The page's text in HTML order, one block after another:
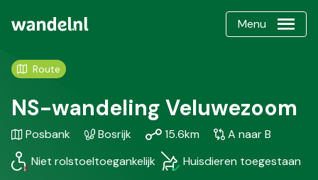
Menu
Route
NS-wandeling Veluwezoom
Gebied
Regio
Posbank Karakteristiek
Bosrijk Afstand
15.6km
SoortA naar B
Niet rolstoeltoegankelijk
Huisdieren toegestaan